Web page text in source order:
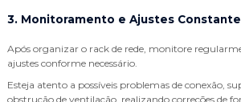
3. Monitoramento e Ajustes
Após organizar o rack de rede, monitore
ajustes conforme necessário.
Esteja atento a possíveis problemas de conexão,
obstrução de ventilação, realizando correções de